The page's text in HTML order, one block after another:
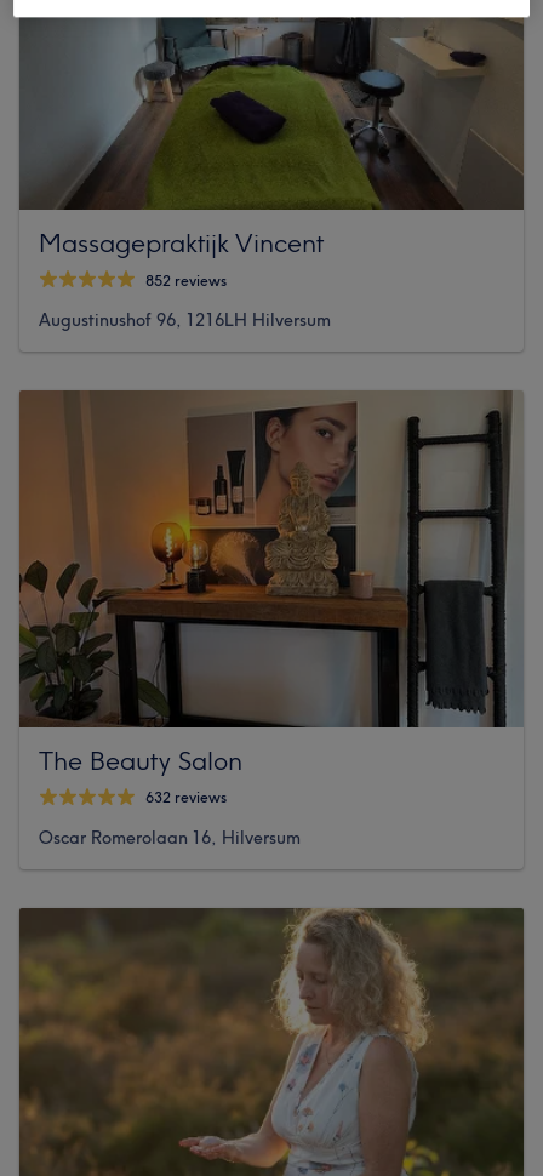
Massagepraktijk Vincent
852 reviews
Augustinushof 96, 1216LH Hilversum
The Beauty Salon
632 reviews
Oscar Romerolaan 16, Hilversum